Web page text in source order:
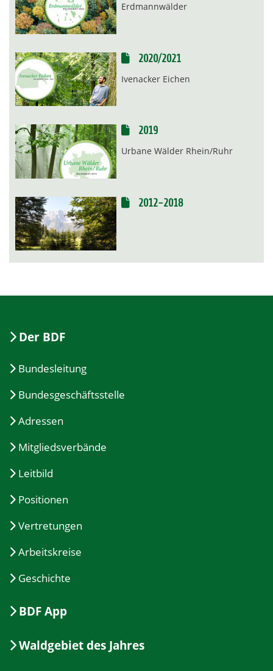
Erdmannwälder
2020/2021
Ivenacker Eichen
2019
Urbane Wälder Rhein/Ruhr
2012-2018
Der BDF
Bundesleitung
Bundesgeschäftsstelle
Adressen
Mitgliedsverbände
Leitbild
Positionen
Vertretungen
Arbeitskreise
Geschichte
BDF App
Waldgebiet des Jahres